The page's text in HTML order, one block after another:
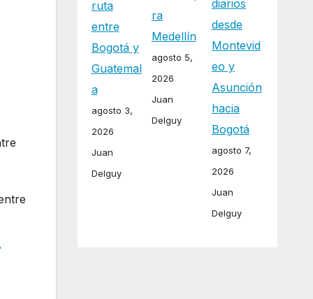
ruta
entre
Bogotá y
Guatemal
a
agosto 3,
2026
Juan
Delguy
ra
Medellín
agosto 5,
2026
Juan
Delguy
diarios
desde
Montevid
eo y
Asunción
hacia
Bogotá
agosto 7,
2026
Juan
Delguy